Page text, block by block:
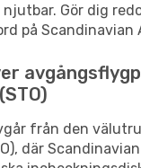
Gör dig
på Scandinavian
från den
där